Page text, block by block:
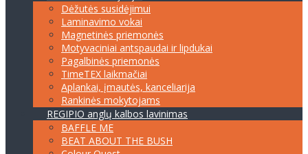
Dėžutės susidėjimui
Laminavimo vokai
Magnetinės priemonės
Motyvaciniai antspaudai ir lipdukai
Pagalbinės priemonės
TimeTEX laikmačiai
Aplankai, įmautės, kanceliarija
Rankinės mokytojams
REGIPIO anglų kalbos lavinimas
BAFFLE ME
BEAT ABOUT THE BUSH